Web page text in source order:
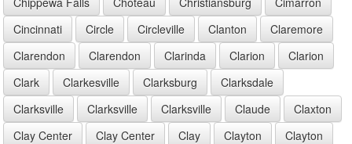
Cincinnati
Circle Circleville Clanton
Claremore
Clarendon
Clarendon Clarinda Clarion
Clarion
Clark
Clarkesville Clarksburg
Clarksdale
Clarksville
Clarksville Clarksville Claude
Claxton
Clay Center
Clay Center Clay Clayton
Clayton